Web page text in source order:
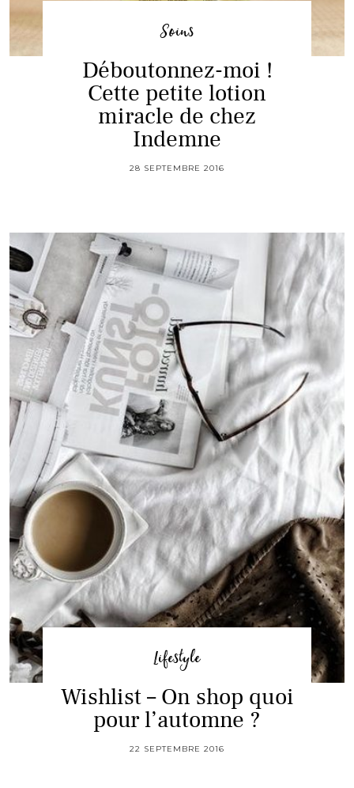
Soins
Déboutonnez-moi !
Cette petite lotion
miracle de chez
Indemne
28 SEPTEMBRE 2016
Lifestyle
Wishlist – On shop quoi
pour l’automne ?
22 SEPTEMBRE 2016